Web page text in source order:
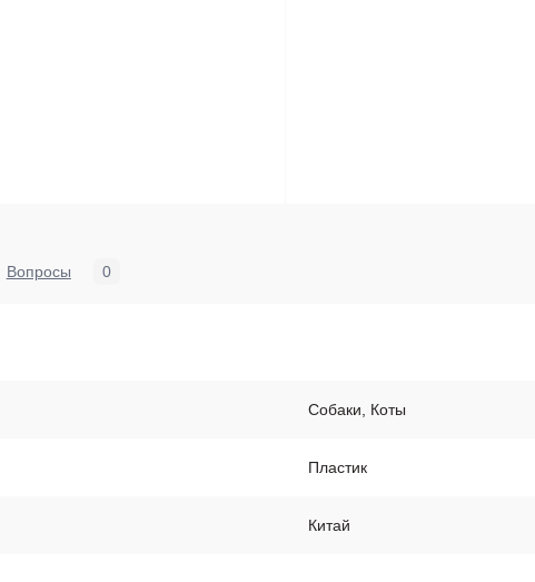
Вопросы 0
Собаки, Коты
Пластик
Китай